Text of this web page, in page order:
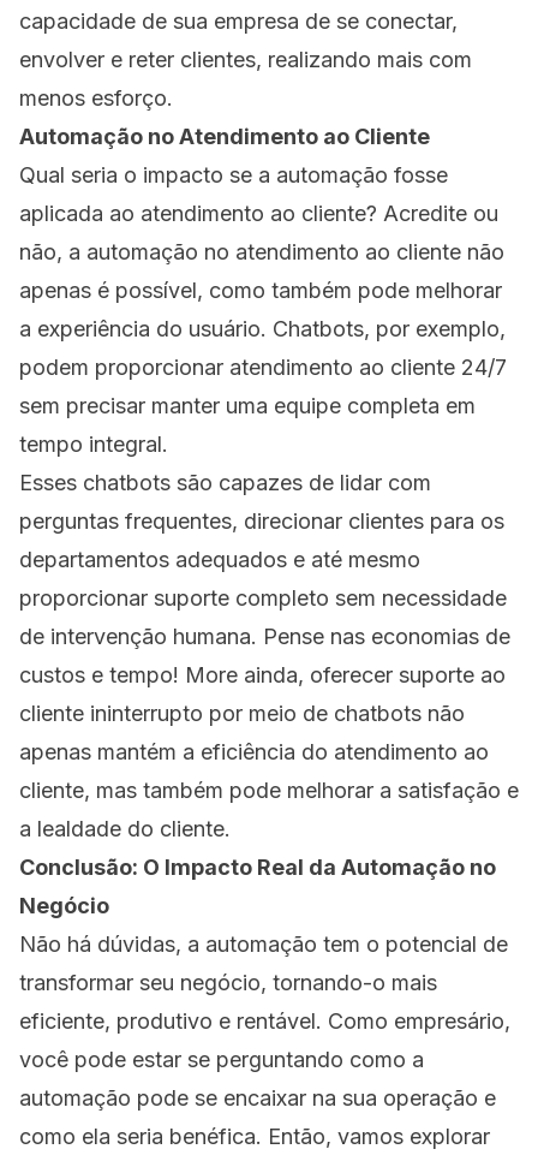
capacidade de sua empresa de se conectar,
envolver e reter clientes, realizando mais com
menos esforço.
Automação no Atendimento ao Cliente
Qual seria o impacto se a automação fosse
aplicada ao atendimento ao cliente? Acredite ou
não, a automação no atendimento ao cliente não
apenas é possível, como também pode melhorar
a experiência do usuário. Chatbots, por exemplo,
podem proporcionar atendimento ao cliente 24/7
sem precisar manter uma equipe completa em
tempo integral.
Esses chatbots são capazes de lidar com
perguntas frequentes, direcionar clientes para os
departamentos adequados e até mesmo
proporcionar suporte completo sem necessidade
de intervenção humana. Pense nas economias de
custos e tempo! More ainda, oferecer suporte ao
cliente ininterrupto por meio de chatbots não
apenas mantém a eficiência do atendimento ao
cliente, mas também pode melhorar a satisfação e
a lealdade do cliente.
Conclusão: O Impacto Real da Automação no
Negócio
Não há dúvidas, a automação tem o potencial de
transformar seu negócio, tornando-o mais
eficiente, produtivo e rentável. Como empresário,
você pode estar se perguntando como a
automação pode se encaixar na sua operação e
como ela seria benéfica. Então, vamos explorar